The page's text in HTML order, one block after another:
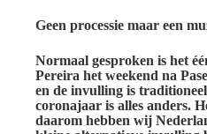
Geen processie maar een
Normaal gesproken is het
Pereira het weekend na
en de invulling is
coronajaar is alles anders.
daarom hebben wij